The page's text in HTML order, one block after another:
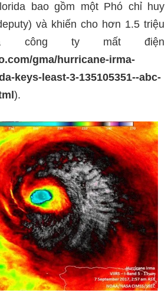
bao gồm một Phó chỉ huy
và khiến cho hơn 1.5 triệu
công ty mất điện
gma/hurricane-irma-
keys-least-3-135105351--abc-
).